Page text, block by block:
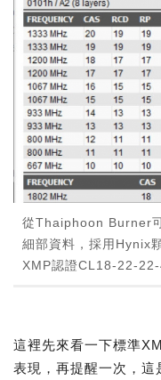
從Thaiphoon Burner
細部資料，採用Hynix
XMP認證CL18-22-
這裡先來看一下標準
表現，再提醒一次，這